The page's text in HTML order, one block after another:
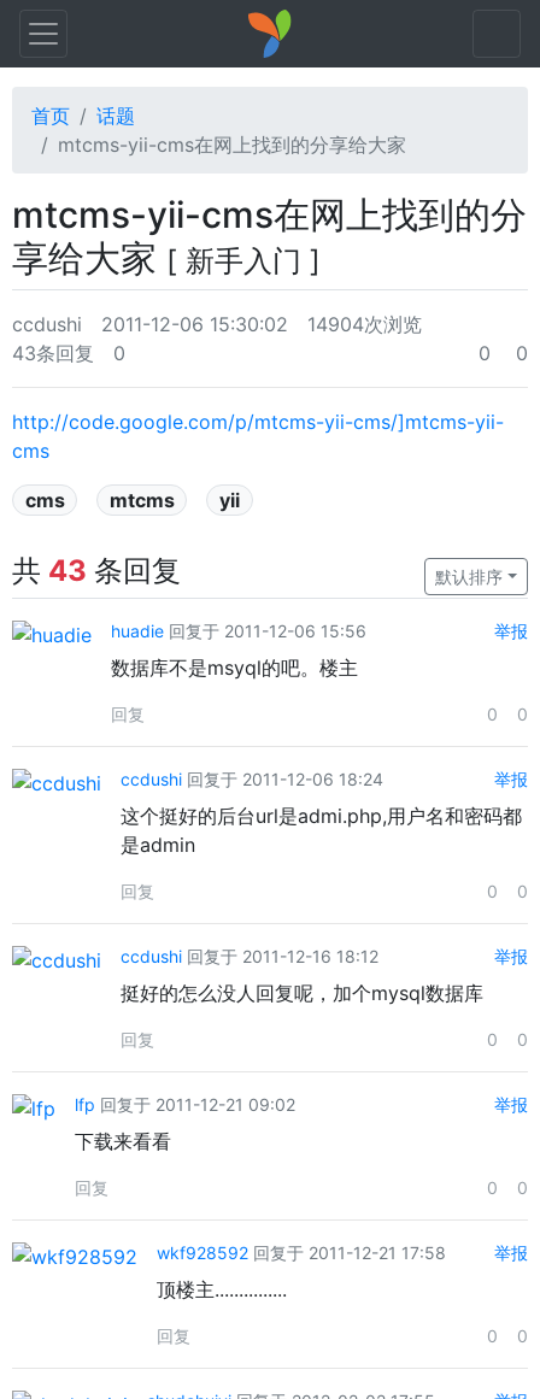
首页
话题
mtcms-yii-cms在网上找到的分享给大家
mtcms-yii-cms在网上找到的分
享给大家 [ 新手入门 ]
ccdushi 2011-12-06 15:30:02
14904次浏览
43条回复
0 0 0
http://code.google.com/p/mtcms-yii-cms/]mtcms-yii-
cms
cms mtcms yii
共 43 条回复 默认排序
huadie 回复于 2011-12-06 15:56 举报
数据库不是msyql的吧。楼主
回复 0 0
ccdushi 回复于 2011-12-06 18:24 举报
这个挺好的后台url是admi.php,用户名和密码都
是admin
回复 0 0
ccdushi 回复于 2011-12-16 18:12 举报
挺好的怎么没人回复呢，加个mysql数据库
回复 0 0
lfp 回复于 2011-12-21 09:02 举报
下载来看看
回复 0 0
wkf928592 回复于 2011-12-21 17:58 举报
顶楼主...............
回复 0 0